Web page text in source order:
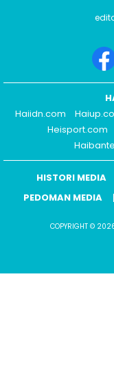
Haiidn.com
Heisport.com
HISTORI MEDIA
PEDOMAN MEDIA
COPYRIGHT ©